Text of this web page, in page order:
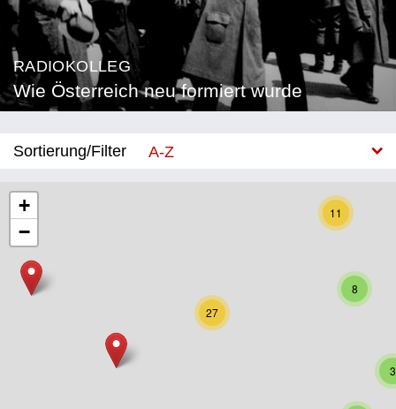
RADIOKOLLEG
Wie Österreich neu formiert wurde
Sortierung/Filter
A-Z
Kärnten
8
27
3
11
+
−